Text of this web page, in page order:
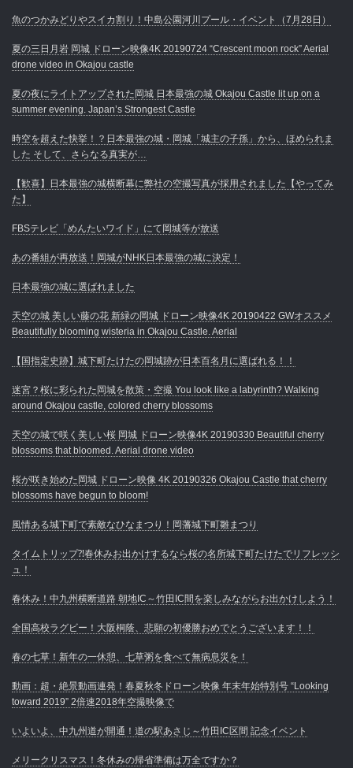
魚のつかみどりやスイカ割り！中島公園河川プール・イベント（7月28日）
夏の三日月岩 岡城 ドローン映像4K 20190724 “Crescent moon rock” Aerial
drone video in Okajou castle
夏の夜にライトアップされた岡城 日本最強の城 Okajou Castle lit up on a
summer evening. Japan’s Strongest Castle
時空を超えた快挙！？日本最強の城・岡城「城主の子孫」から、ほめられま
した そして、さらなる真実が…
【歓喜】日本最強の城横断幕に弊社の空撮写真が採用されました【やってみ
た】
FBSテレビ「めんたいワイド」にて岡城等が放送
あの番組が再放送！岡城がNHK日本最強の城に決定！
日本最強の城に選ばれました
天空の城 美しい藤の花 新緑の岡城 ドローン映像4K 20190422 GWオススメ
Beautifully blooming wisteria in Okajou Castle. Aerial
【国指定史跡】城下町たけたの岡城跡が日本百名月に選ばれる！！
迷宮？桜に彩られた岡城を散策・空撮 You look like a labyrinth? Walking
around Okajou castle, colored cherry blossoms
天空の城で咲く美しい桜 岡城 ドローン映像4K 20190330 Beautiful cherry
blossoms that bloomed. Aerial drone video
桜が咲き始めた岡城 ドローン映像 4K 20190326 Okajou Castle that cherry
blossoms have begun to bloom!
風情ある城下町で素敵なひなまつり！岡藩城下町雛まつり
タイムトリップ⁈春休みお出かけするなら桜の名所城下町たけたでリフレッシ
ュ！
春休み！中九州横断道路 朝地IC～竹田IC間を楽しみながらお出かけしよう！
全国高校ラグビー！大阪桐蔭、悲願の初優勝おめでとうございます！！
春の七草！新年の一休憩、七草粥を食べて無病息災を！
動画：超・絶景動画連発！春夏秋冬ドローン映像 年末年始特別号 “Looking
toward 2019” 2倍速2018年空撮映像で
いよいよ、中九州道が開通！道の駅あさじ～竹田IC区間 記念イベント
メリークリスマス！冬休みの帰省準備は万全ですか？